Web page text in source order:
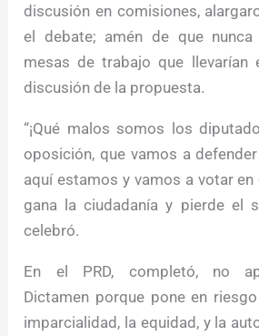
discusión en comisiones,
el debate; amén de que
mesas de trabajo que llevarían
discusión de la propuesta.
“¡Qué malos somos los
oposición, que vamos a
aquí estamos y vamos a votar en
gana la ciudadanía y pierde el
celebró.
En el PRD, completó, no
Dictamen porque pone en
imparcialidad, la equidad, y la